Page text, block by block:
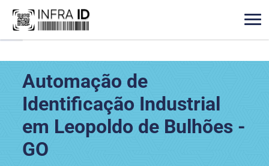
Automação de
Identificação Industrial
em Leopoldo de Bulhões -
GO